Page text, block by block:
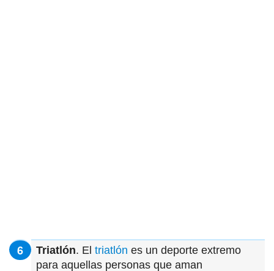
Triatlón. El triatlón es un deporte extremo
para aquellas personas que aman